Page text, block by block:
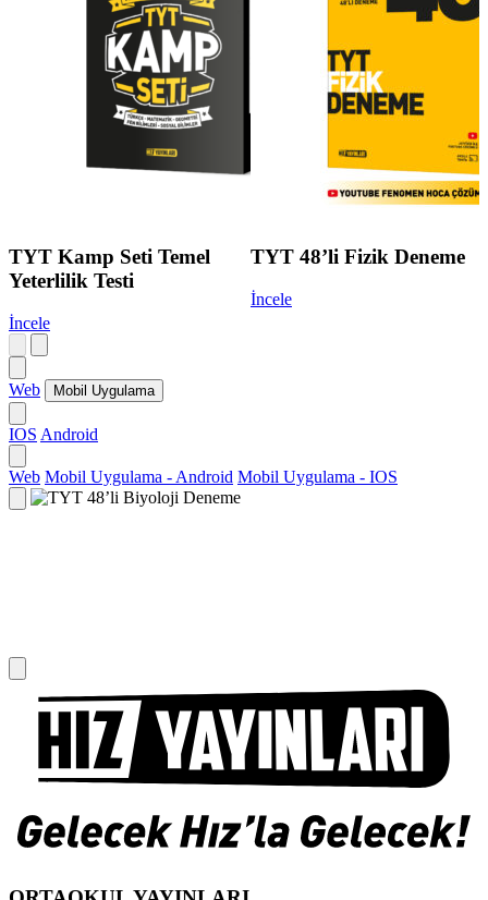
TYT Kamp Seti Temel
Yeterlilik Testi
İncele
TYT 48’li Fizik Deneme
İncele
Web Mobil Uygulama
IOS Android
Web Mobil Uygulama - Android Mobil Uygulama - IOS